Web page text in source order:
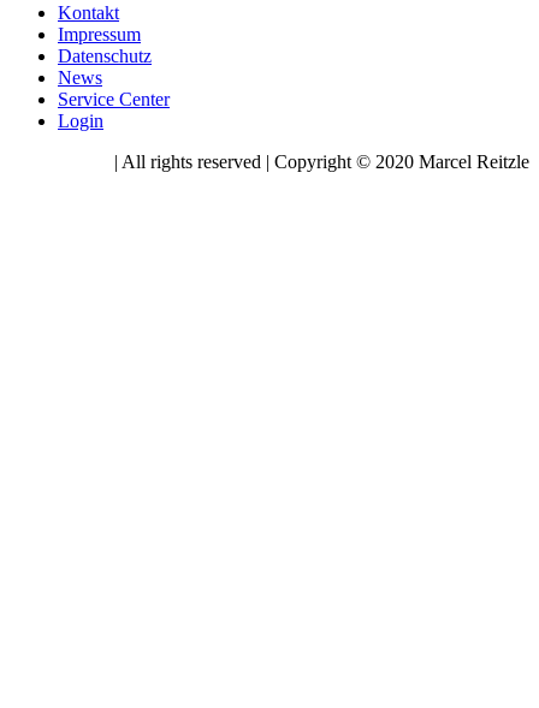
Kontakt
Impressum
Datenschutz
News
Service Center
Login
| All rights reserved | Copyright © 2020 Marcel Reitzle